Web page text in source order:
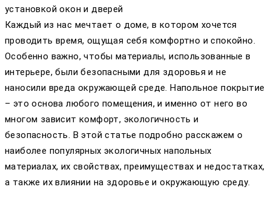
установкой окон и дверей
Каждый из нас мечтает о доме, в котором хочется
проводить время, ощущая себя комфортно и спокойно.
Особенно важно, чтобы материалы, использованные в
интерьере, были безопасными для здоровья и не
наносили вреда окружающей среде. Напольное покрытие
– это основа любого помещения, и именно от него во
многом зависит комфорт, экологичность и
безопасность. В этой статье подробно расскажем о
наиболее популярных экологичных напольных
материалах, их свойствах, преимуществах и недостатках,
а также их влиянии на здоровье и окружающую среду.